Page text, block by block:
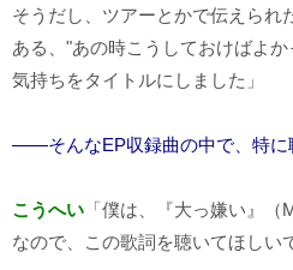
そうだし、ツアーとかで伝えられ
ある、"あの時こうしておけばよ
気持ちをタイトルにしました」
――そんなEP収録曲の中で、特に
こうへい 「僕は、『大っ嫌い』
なので、この歌詞を聴いてほしい